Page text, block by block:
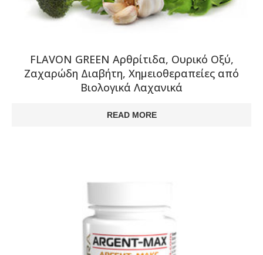
FLAVON GREEN Αρθρίτιδα, Ουρικό Οξύ,
Ζαχαρώδη Διαβήτη, Χημειοθεραπείες από
Βιολογικά Λαχανικά
READ MORE